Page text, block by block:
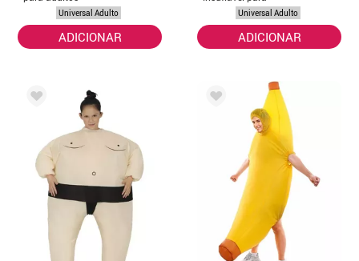
Viking GallicUniversal Adulto
ADICIONAR
Universal Adulto
ADICIONAR